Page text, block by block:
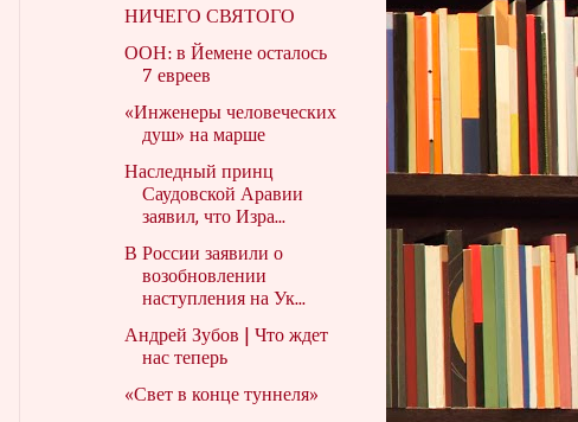
НИЧЕГО СВЯТОГО
ООН: в Йемене осталось
7 евреев
«Инженеры человеческих
душ» на марше
Наследный принц
Саудовской Аравии
заявил, что Изра...
В России заявили о
возобновлении
наступления на Ук...
Андрей Зубов | Что ждет
нас теперь
«Свет в конце туннеля»